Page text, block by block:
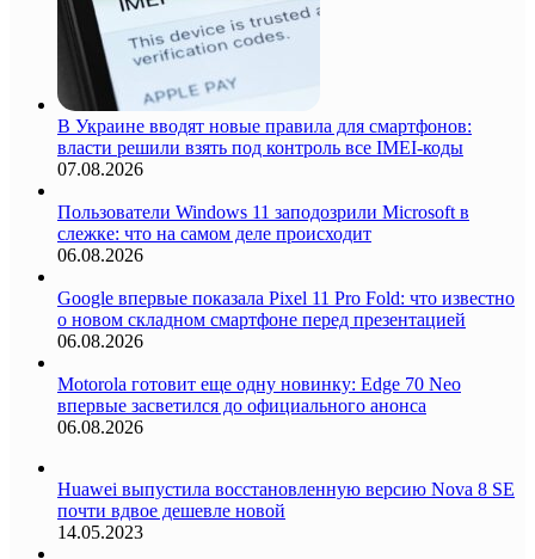
В Украине вводят новые правила для смартфонов:
власти решили взять под контроль все IMEI-коды
07.08.2026
Пользователи Windows 11 заподозрили Microsoft в
слежке: что на самом деле происходит
06.08.2026
Google впервые показала Pixel 11 Pro Fold: что известно
о новом складном смартфоне перед презентацией
06.08.2026
Motorola готовит еще одну новинку: Edge 70 Neo
впервые засветился до официального анонса
06.08.2026
Huawei выпустила восстановленную версию Nova 8 SE
почти вдвое дешевле новой
14.05.2023